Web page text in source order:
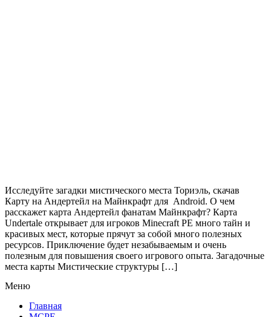
Исследуйте загадки мистического места Ториэль, скачав
Карту на Андертейл на Майнкрафт для Android. О чем
расскажет карта Андертейл фанатам Майнкрафт? Карта
Undertale открывает для игроков Minecraft PE много тайн и
красивых мест, которые прячут за собой много полезных
ресурсов. Приключение будет незабываемым и очень
полезным для повышения своего игрового опыта. Загадочные
места карты Мистические структуры […]
Меню
Главная